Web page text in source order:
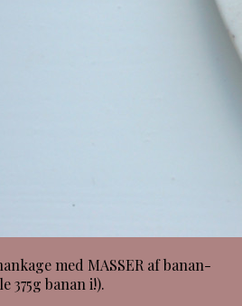
med MASSER af banan-
375g banan i!).